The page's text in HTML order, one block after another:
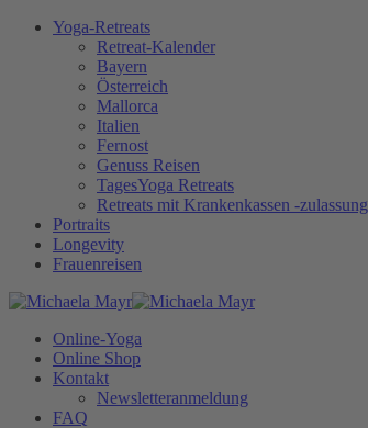
Yoga-Retreats
Retreat-Kalender
Bayern
Österreich
Mallorca
Italien
Fernost
Genuss Reisen
TagesYoga Retreats
Retreats mit Krankenkassen -zulassung
Portraits
Longevity
Frauenreisen
Online-Yoga
Online Shop
Kontakt
Newsletteranmeldung
FAQ